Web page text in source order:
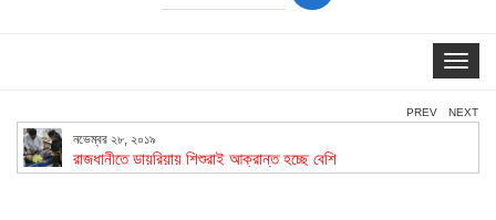
Toggle
নভেম্বর ২৮, ২০১৯
রাজধানীতে ডায়রিয়ায় শিশুরাই আক্রান্ত হচ্ছে বেশি
PREV NEXT